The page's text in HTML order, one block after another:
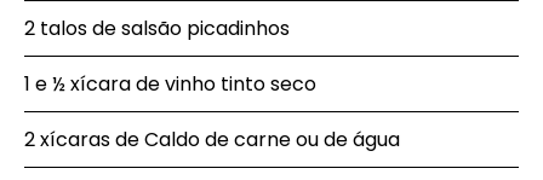
2 talos de salsão picadinhos
1 e ½ xícara de vinho tinto seco
2 xícaras de Caldo de carne ou de água